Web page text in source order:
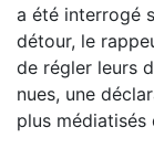
a été interrogé
détour, le
de régler leurs
nues, une
plus médiatisés